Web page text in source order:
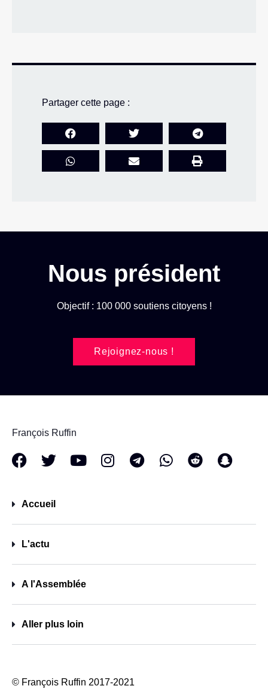
Partager cette page :
Nous président
Objectif : 100 000 soutiens citoyens !
Rejoignez-nous !
François Ruffin
Accueil
L'actu
A l'Assemblée
Aller plus loin
© François Ruffin 2017-2021